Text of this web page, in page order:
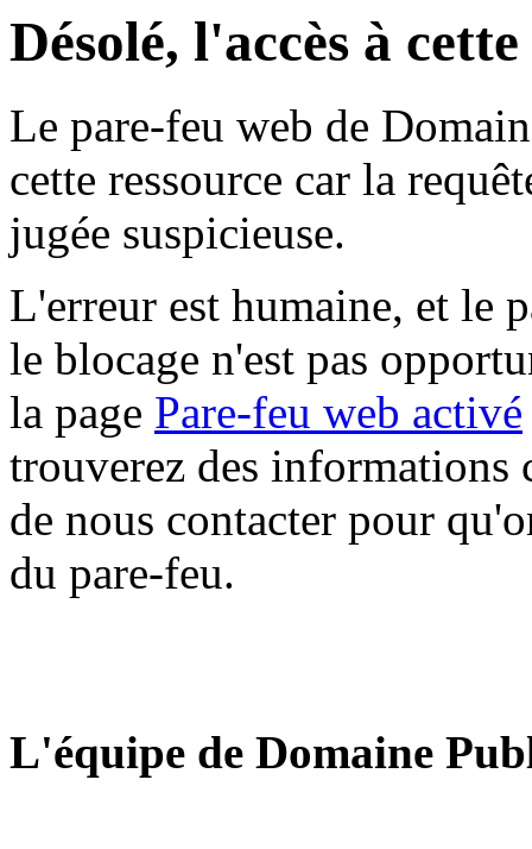
Désolé, l'accès à
Le pare-feu web de
cette ressource car la
jugée suspicieuse.
L'erreur est humaine, et le
le blocage n'est pas
la page Pare-feu web activé
trouverez des informations
de nous contacter pour
du pare-feu.
L'équipe de Domaine